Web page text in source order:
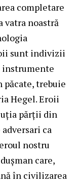
completare
vatra noastră
sunt indivizii
trebuie
Hegel. Eroii
părţii din
ca
nostru
care,
în civilizarea